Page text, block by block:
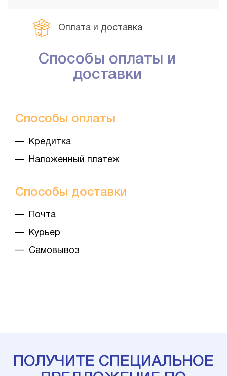
Оплата и доставка
Способы оплаты и
доставки
Способы оплаты
— Кредитка
— Наложенный платеж
Способы доставки
— Почта
— Курьер
— Самовывоз
ПОЛУЧИТЕ СПЕЦИАЛЬНОЕ